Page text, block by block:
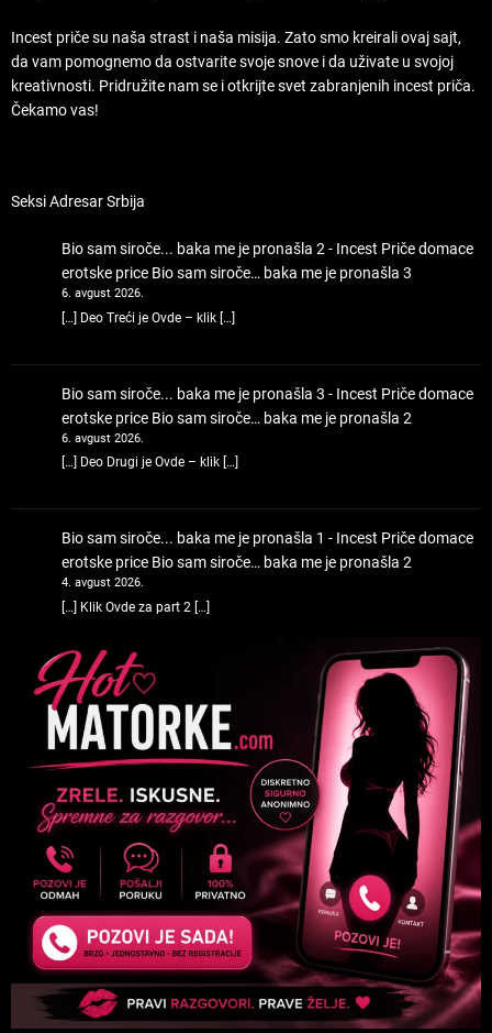
Incest priče su naša strast i naša misija. Zato smo kreirali ovaj sajt,
da vam pomognemo da ostvarite svoje snove i da uživate u svojoj
kreativnosti. Pridružite nam se i otkrijte svet zabranjenih incest priča.
Čekamo vas!
Seksi Adresar Srbija
Bio sam siroče... baka me je pronašla 2 - Incest Priče domace
erotske price Bio sam siroče… baka me je pronašla 3
6. avgust 2026.
[…] Deo Treći je Ovde – klik […]
Bio sam siroče... baka me je pronašla 3 - Incest Priče domace
erotske price Bio sam siroče… baka me je pronašla 2
6. avgust 2026.
[…] Deo Drugi je Ovde – klik […]
Bio sam siroče... baka me je pronašla 1 - Incest Priče domace
erotske price Bio sam siroče… baka me je pronašla 2
4. avgust 2026.
[…] Klik Ovde za part 2 […]